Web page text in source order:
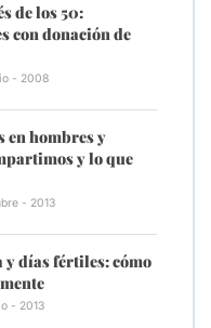
de los 50:
con donación de
- 2008
en hombres y
y lo que
- 2013
días fértiles: cómo
- 2013